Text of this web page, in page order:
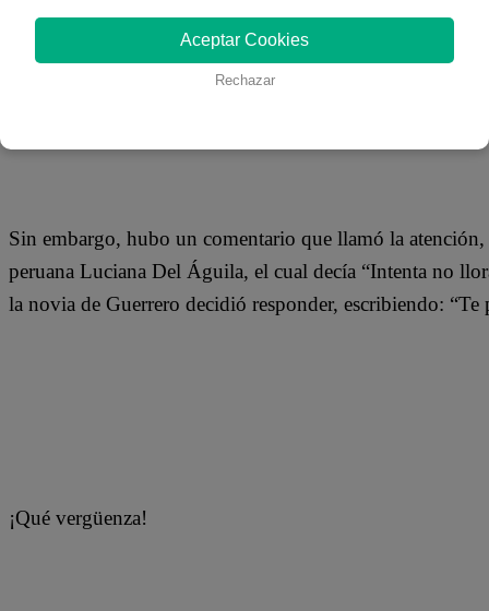
La publicación recibió rápidamente una gran cantidad
Sin embargo, hubo un comentario que llamó la
peruana Luciana Del Águila, el cual decía “Intenta no
la novia de Guerrero decidió responder, escribiendo: “Te
¡Qué vergüenza!
Aceptar Cookies
Rechazar